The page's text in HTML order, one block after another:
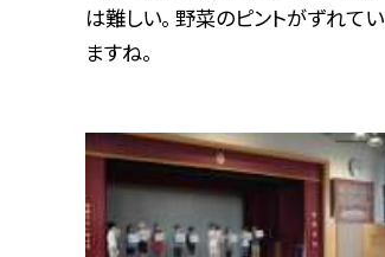
は難しい。 野菜のピントがずれてい
ますね。